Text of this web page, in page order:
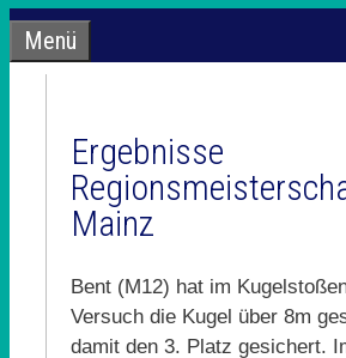
Menü
Ergebnisse
Mainz
Bent (M12) hat im
Versuch die Kugel über 8m
damit den 3. Platz gesichert.